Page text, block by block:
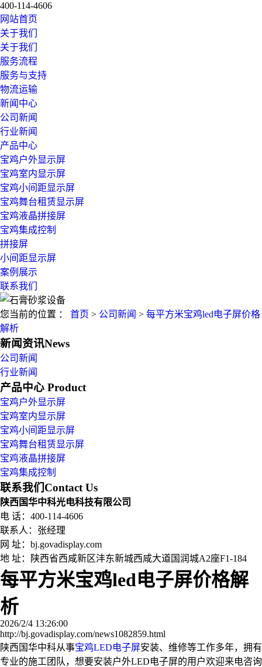
400-114-4606
网站首页
关于我们
关于我们
服务流程
服务与支持
物流运输
新闻中心
公司新闻
行业新闻
产品中心
宝鸡户外显示屏
宝鸡室内显示屏
宝鸡小间距显示屏
宝鸡舞台租赁显示屏
宝鸡液晶拼接屏
宝鸡集成控制
拼接屏
小间距显示屏
案例展示
联系我们
您当前的位置 ： 首页 > 公司新闻 > 每平方米宝鸡led电子屏价格
解析
新闻资讯News
公司新闻
行业新闻
产品中心 Product
宝鸡户外显示屏
宝鸡室内显示屏
宝鸡小间距显示屏
宝鸡舞台租赁显示屏
宝鸡液晶拼接屏
宝鸡集成控制
联系我们Contact Us
陕西国华中科光电科技有限公司
电 话：400-114-4606
联系人：张经理
网 址：bj.govadisplay.com
地 址：
陕西省西咸新区沣东新城西咸大道国润城A2座F1-184
每平方米宝鸡led电子屏价格解
析
2026/2/4 13:26:00
http://bj.govadisplay.com/news1082859.html
陕西国华中科从事宝鸡LED电子屏安装、维修等工作多年，拥有
专业的施工团队，想要安装户外LED电子屏的用户欢迎来电咨询